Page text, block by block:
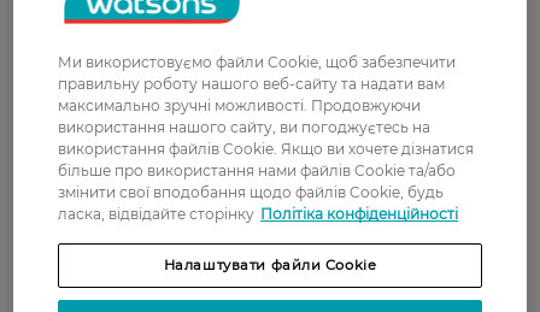
деревом мой самый любимый.
Отлично пениться, очищает, имеет
приятный запах свежести.
Большой объем, отличное
качество. По скидке рекомендую.
Oksanka
16 грудня, 2021
Средство с нежным
ароматом,освежает хорошо.
Олена
має приємний аромат, добре
вимивається
Ми використовуємо файли Cookie, щоб забезпечити
правильну роботу нашого веб-сайту та надати вам
максимально зручні можливості. Продовжуючи
використання нашого сайту, ви погоджуєтесь на
використання файлів Cookie. Якщо ви хочете дізнатися
більше про використання нами файлів Cookie та/або
змінити свої вподобання щодо файлів Cookie, будь
ласка, відвідайте сторінку Політіка конфіденційності
Налаштувати файли Cookie